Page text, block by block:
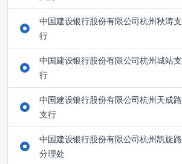
中国建设银行股份有限公司杭州秋涛支
行
中国建设银行股份有限公司杭州城站支
行
中国建设银行股份有限公司杭州天成路
支行
中国建设银行股份有限公司杭州凯旋路
分理处